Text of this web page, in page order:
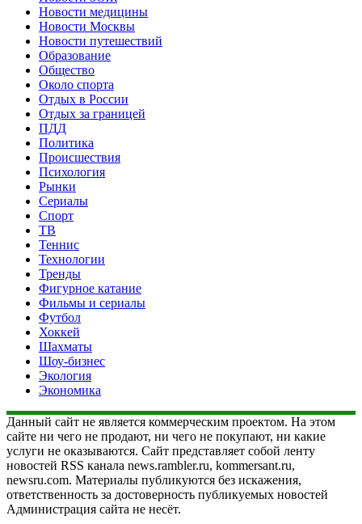
Новости медицины
Новости Москвы
Новости путешествий
Образование
Общество
Около спорта
Отдых в России
Отдых за границей
ПДД
Политика
Происшествия
Психология
Рынки
Сериалы
Спорт
ТВ
Теннис
Технологии
Тренды
Фигурное катание
Фильмы и сериалы
Футбол
Хоккей
Шахматы
Шоу-бизнес
Экология
Экономика
Данный сайт не является коммерческим проектом. На этом
сайте ни чего не продают, ни чего не покупают, ни какие
услуги не оказываются. Сайт представляет собой ленту
новостей RSS канала news.rambler.ru, kommersant.ru,
newsru.com. Материалы публикуются без искажения,
ответственность за достоверность публикуемых новостей
Администрация сайта не несёт.